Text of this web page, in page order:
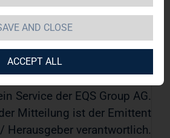
TAG Immobilien AG
30.07.2019 / 16:05
Veröffentlichung einer
übermittelt durch
Service der EQS Group AG.
Mitteilung ist der Emittent
/ Herausgeber verantwortlich.
AND CLOSE
ACCEPT ALL